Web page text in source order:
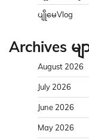
ပျိုမေVlog
Archives
August 2026
July 2026
June 2026
May 2026